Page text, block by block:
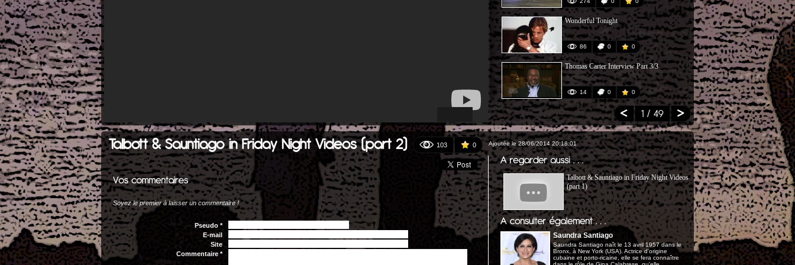
Wonderful Tonight
86 0 0
Thomas Carter Interview Part 3/3
14 0 0
Miami Vice
409
Crockett,
25
1 / 49
Talbott & Sauntiago in Friday Night Videos (part 2) 103 0 Ajoutée le 28/06/2014 20:18:01
Soyez le premier à laisser un commentaire !
Pseudo *
E-mail
Site
Commentaire *
Talbott & Sauntiago in Friday Night Videos
(part 1)
Saundra Santiago
Saundra Santiago naît le 13 avril 1957 dans le
Bronx, à New York (USA). Actrice d'origine
cubaine et porto-ricaine, elle se fera connaître